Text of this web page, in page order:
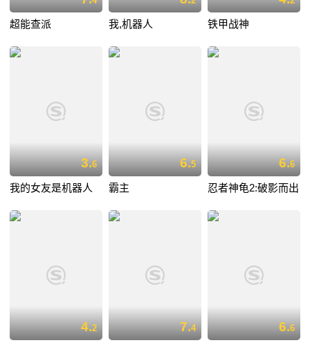
超能查派 我,机器人 铁甲战神
3.6
我的女友是机器人
6.5
霸主
6.6
忍者神龟2:破影而出
4.2 7.4 6.6